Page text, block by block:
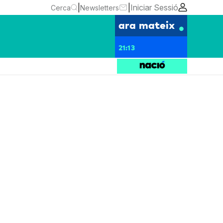
Cerca Newsletters Iniciar Sessió
ara mateix
21:13